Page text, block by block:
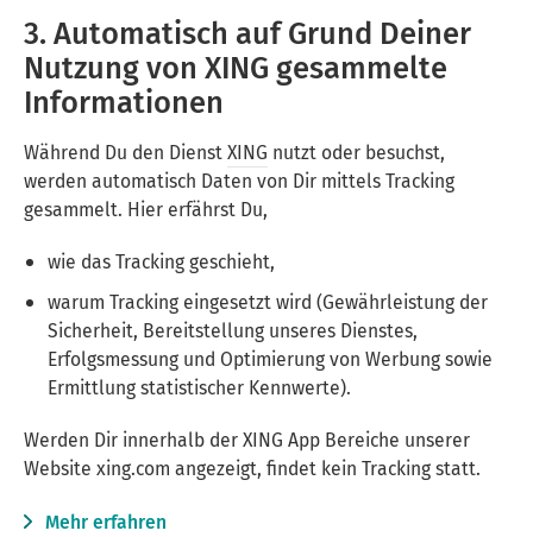
3. Automatisch auf Grund Deiner
Nutzung von XING gesammelte
Informationen
Während Du den DienstXING nutzt oder besuchst,
werden automatisch Daten von Dir mittels Tracking
gesammelt. Hier erfährst Du,
wie das Tracking geschieht,
warum Tracking eingesetzt wird (Gewährleistung der
Sicherheit, Bereitstellung unseres Dienstes,
Erfolgsmessung und Optimierung von Werbung sowie
Ermittlung statistischer Kennwerte).
Werden Dir innerhalb der XING App Bereiche unserer
Website xing.com angezeigt, findet kein Tracking statt.
Mehr erfahren